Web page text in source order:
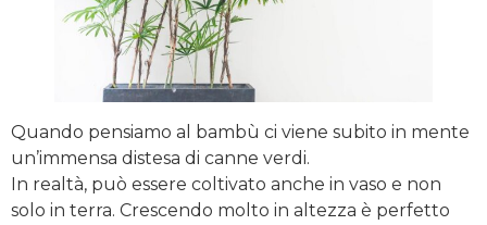
Quando pensiamo al bambù ci viene subito in mente
un’immensa distesa di canne verdi.
In realtà, può essere coltivato anche in vaso e non
solo in terra. Crescendo molto in altezza è perfetto